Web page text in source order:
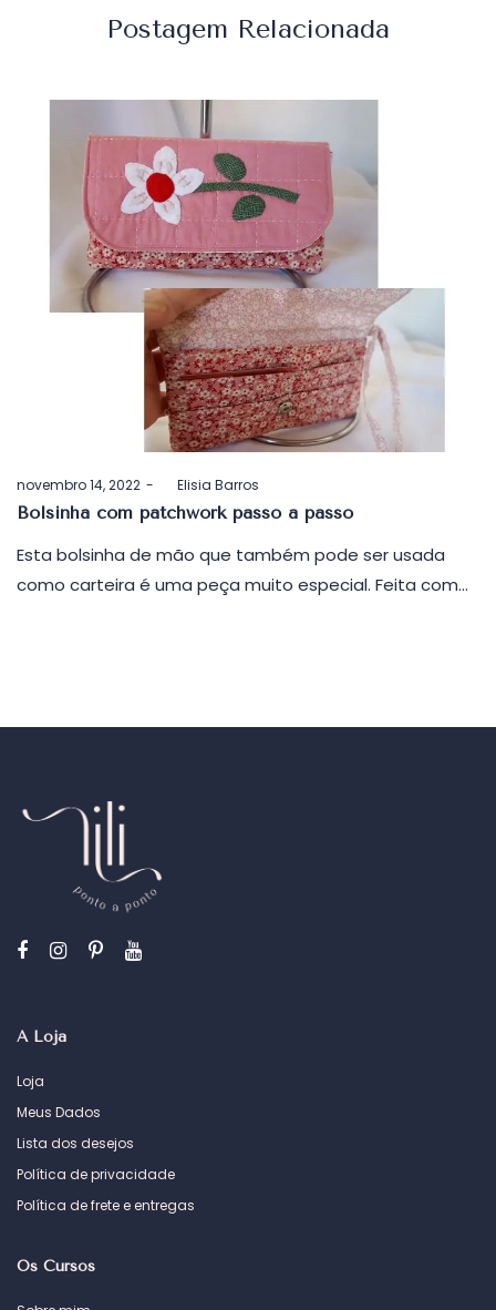
Postagem Relacionada
Postado
em
novembro 14, 2022 byElisia Barros
Bolsinha com patchwork passo a passo
Esta bolsinha de mão que também pode ser usada
como carteira é uma peça muito especial. Feita com…
A Loja
Loja
Meus Dados
Lista dos desejos
Política de privacidade
Política de frete e entregas
Os Cursos